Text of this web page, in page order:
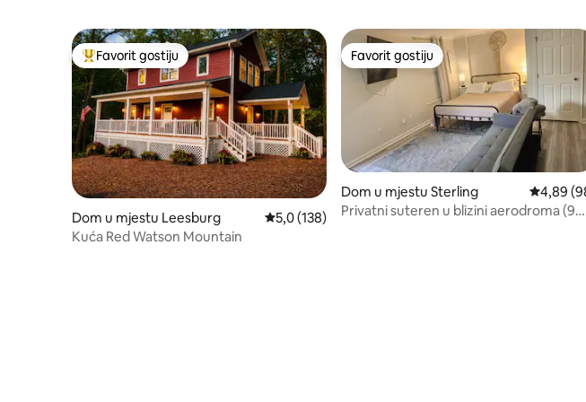
Glavni favorit gostiju
Favorit gostiju
Dom u mjestu Leesburg Prosječna ocjena: 5,0 od 5, recenzija: 138
5,0 (138)
Kuća Red Watson Mountain
Favorit gostiju
Favorit gostiju
Dom u mjestu Sterling
4,89
Privatni suteren u blizini aerodroma (9